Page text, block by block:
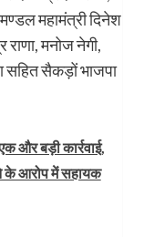
मण्डल महामंत्री दिनेश
राणा, मनोज नेगी,
सहित सैकड़ों भाजपा
और बड़ी कार्रवाई,
के आरोप में सहायक